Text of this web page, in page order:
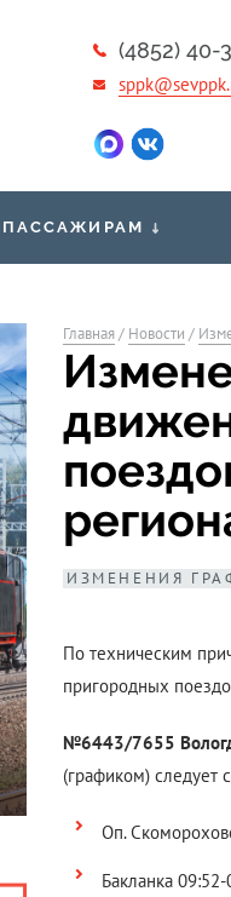
(4852) 40-
ПАССАЖИРАМ
Проездные документы
Маломобильным
пассажирам
Главная/ Новости /
ИЗМЕНЕНИЯ
По техническим
пригородных
№6443/7655
(графиком) следует
Оп.
Бакланка